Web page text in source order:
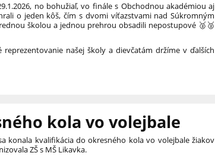
no bohužiaľ, vo finále s Obchodnou akadémiou aj
o jeden kôš, čím s dvomi víťazstvami nad Súkromným
školou a jednou prehrou obsadili nepostupové 🥈🥈
našej školy a dievčatám držíme v ďalších
kola vo volejbale
konala kvalifikácia do okresného kola vo volejbale žiakov
ZŠ s MŠ Likavka.